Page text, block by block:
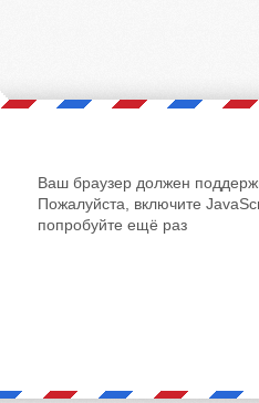
Ваш браузер должен
Пожалуйста, включите
попробуйте ещё раз